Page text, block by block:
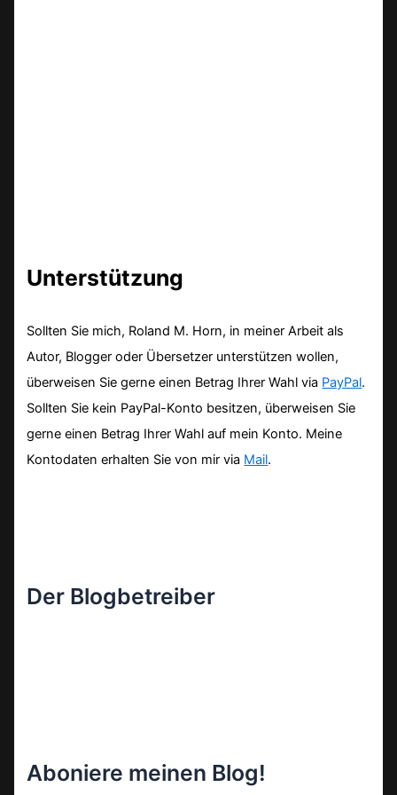
Unterstützung
Sollten Sie mich, Roland M. Horn, in meiner Arbeit als
Autor, Blogger oder Übersetzer unterstützen wollen,
überweisen Sie gerne einen Betrag Ihrer Wahl via PayPal.
Sollten Sie kein PayPal-Konto besitzen, überweisen Sie
gerne einen Betrag Ihrer Wahl auf mein Konto. Meine
Kontodaten erhalten Sie von mir via Mail.
Der Blogbetreiber
Aboniere meinen Blog!